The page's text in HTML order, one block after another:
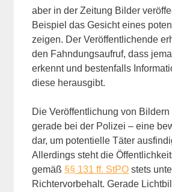
aber in der Zeitung Bilder
Beispiel das Gesicht eines
zeigen. Der Veröffentlichende
den Fahndungsaufruf, dass
erkennt und bestenfalls
diese herausgibt.
Die Veröffentlichung von
gerade bei der Polizei – eine
dar, um potentielle Täter
Allerdings steht die
gemäß §§ 131 ff. StPO stets
Richtervorbehalt. Gerade